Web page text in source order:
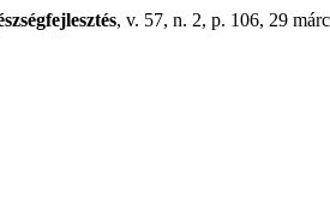
, v. 57, n. 2, p. 106, 29